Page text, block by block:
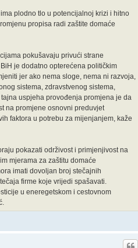
plodno tlo u potencijalnoj krizi i hitno
propisa radi zaštite domaće
pokušavaju privući strane
je dodatno opterećena političkim
jer ako nema sloge, nema ni razvoja,
sistema, zdravstvenog sistema,
uspjeha provođenja promjena je da
na promjene osnovni preduvjet
faktora u potrebu za mijenjanjem, kaže
pokazati održivost i primjenjivost na
mjerama za zaštitu domaće
imati dovoljan broj stečajnih
firme koje vrijedi spašavati.
u eneregetskom i cestovnom